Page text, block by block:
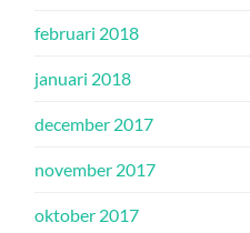
februari 2018
januari 2018
december 2017
november 2017
oktober 2017